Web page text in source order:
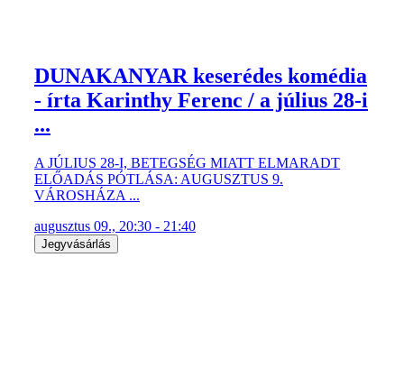
DUNAKANYAR keserédes komédia
- írta Karinthy Ferenc / a július 28-i
...
A JÚLIUS 28-I, BETEGSÉG MIATT ELMARADT
ELŐADÁS PÓTLÁSA: AUGUSZTUS 9.
VÁROSHÁZA ...
augusztus 09., 20:30 - 21:40
Jegyvásárlás